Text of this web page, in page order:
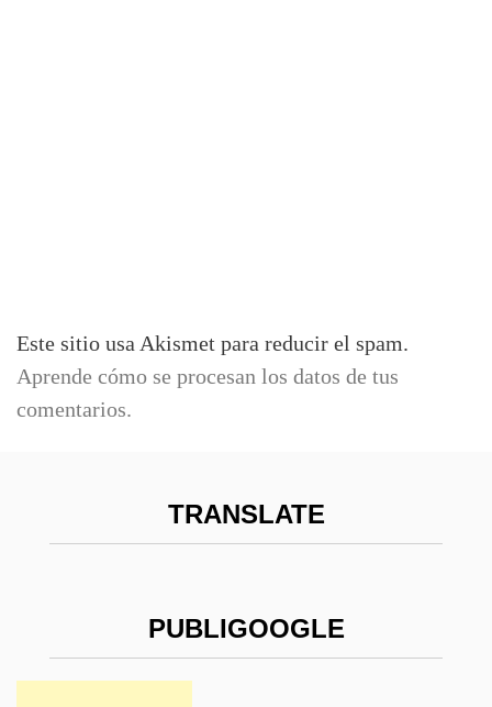
Este sitio usa Akismet para reducir el spam.
Aprende cómo se procesan los datos de tus
comentarios.
TRANSLATE
PUBLIGOOGLE